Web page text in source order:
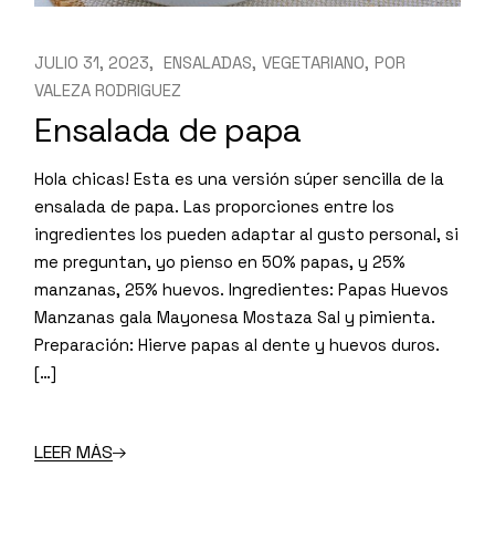
JULIO 31, 2023 ENSALADAS VEGETARIANO POR
VALEZA RODRIGUEZ
Ensalada de papa
Hola chicas! Esta es una versión súper sencilla de la
ensalada de papa. Las proporciones entre los
ingredientes los pueden adaptar al gusto personal, si
me preguntan, yo pienso en 50% papas, y 25%
manzanas, 25% huevos. Ingredientes: Papas Huevos
Manzanas gala Mayonesa Mostaza Sal y pimienta.
Preparación: Hierve papas al dente y huevos duros.
[…]
LEER MÁS